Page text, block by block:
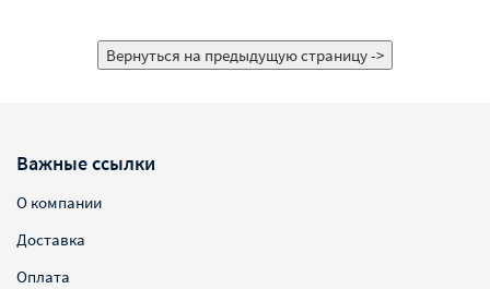
Важные ссылки
О компании
Доставка
Оплата